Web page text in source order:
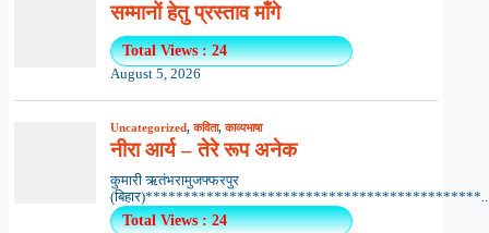
सम्मानों हेतु प्रस्ताव माँगे
Total Views : 24
August 5, 2026
Uncategorized,कविता,काव्यभाषा
नीरा आर्य – तेरे रूप अनेक
कुमारी ऋतंभरामुजफ्फरपुर
Total Views : 24